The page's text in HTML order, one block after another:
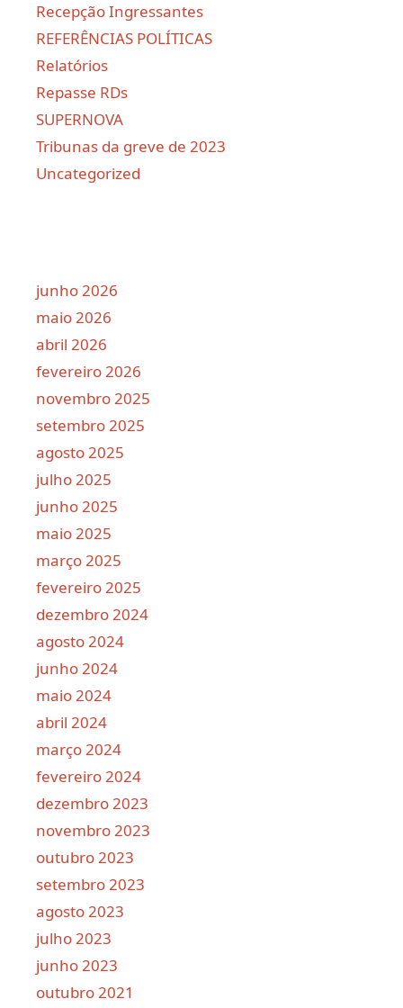
Recepção Ingressantes
REFERÊNCIAS POLÍTICAS
Relatórios
Repasse RDs
SUPERNOVA
Tribunas da greve de 2023
Uncategorized
junho 2026
maio 2026
abril 2026
fevereiro 2026
novembro 2025
setembro 2025
agosto 2025
julho 2025
junho 2025
maio 2025
março 2025
fevereiro 2025
dezembro 2024
agosto 2024
junho 2024
maio 2024
abril 2024
março 2024
fevereiro 2024
dezembro 2023
novembro 2023
outubro 2023
setembro 2023
agosto 2023
julho 2023
junho 2023
outubro 2021